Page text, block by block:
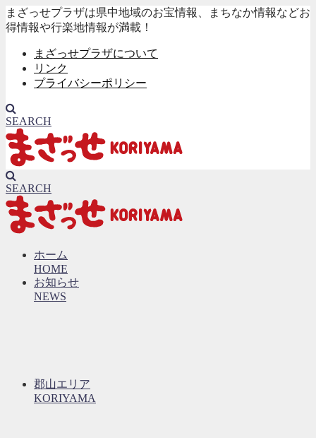
まざっせプラザは県中地域のお宝情報、まちなか情報などお
得情報や行楽地情報が満載！
まざっせプラザについて
リンク
プライバシーポリシー
SEARCH
SEARCH
ホーム
HOME
お知らせ
NEWS
郡山エリア
KORIYAMA